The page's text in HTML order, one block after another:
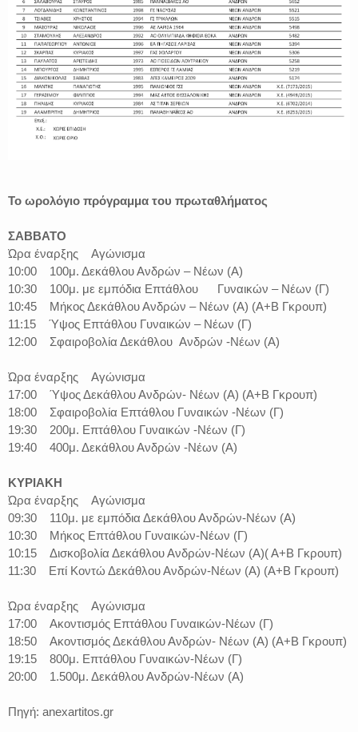
Το ωρολόγιο πρόγραμμα του πρωταθλήματος
ΣΑΒΒΑΤΟ
Ώρα έναρξης Αγώνισμα
10:00 100μ. Δεκάθλου Ανδρών – Νέων (Α)
10:30 100μ. με εμπόδια Επτάθλου Γυναικών – Νέων (Γ)
10:45 Μήκος Δεκάθλου Ανδρών – Νέων (Α) (Α+Β Γκρουπ)
11:15 Ύψος Επτάθλου Γυναικών – Νέων (Γ)
12:00 Σφαιροβολία Δεκάθλου Ανδρών -Νέων (Α)
Ώρα έναρξης Αγώνισμα
17:00 Ύψος Δεκάθλου Ανδρών- Νέων (Α) (Α+Β Γκρουπ)
18:00 Σφαιροβολία Επτάθλου Γυναικών -Νέων (Γ)
19:30 200μ. Επτάθλου Γυναικών -Νέων (Γ)
19:40 400μ. Δεκάθλου Ανδρών -Νέων (Α)
ΚΥΡΙΑΚΗ
Ώρα έναρξης Αγώνισμα
09:30 110μ. με εμπόδια Δεκάθλου Ανδρών-Νέων (Α)
10:30 Μήκος Επτάθλου Γυναικών-Νέων (Γ)
10:15 Δισκοβολία Δεκάθλου Ανδρών-Νέων (Α)( Α+Β Γκρουπ)
11:30 Επί Κοντώ Δεκάθλου Ανδρών-Νέων (Α) (Α+Β Γκρουπ)
Ώρα έναρξης Αγώνισμα
17:00 Ακοντισμός Επτάθλου Γυναικών-Νέων (Γ)
18:50 Ακοντισμός Δεκάθλου Ανδρών- Νέων (Α) (Α+Β Γκρουπ)
19:15 800μ. Επτάθλου Γυναικών-Νέων (Γ)
20:00 1.500μ. Δεκάθλου Ανδρών-Νέων (Α)
Πηγή: anexartitos.gr